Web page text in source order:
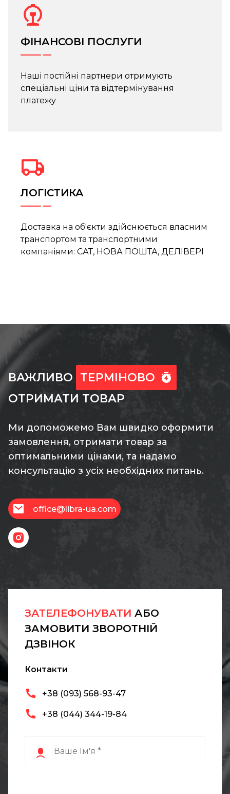
ФІНАНСОВІ ПОСЛУГИ
Наші постійні партнери отримують
спеціальні ціни та відтермінування
платежу
ЛОГІСТИКА
Доставка на об'єкти здійснюється власним
транспортом та транспортними
компаніями: САТ, НОВА ПОШТА, ДЕЛІВЕРІ
ВАЖЛИВО ТЕРМІНОВО
ОТРИМАТИ ТОВАР
Ми допоможемо Вам швидко оформити
замовлення, отримати товар за
оптимальними цінами, та надамо
консультацію з усіх необхідних питань.
office@libra-ua.com
ЗАТЕЛЕФОНУВАТИ АБО
ЗАМОВИТИ ЗВОРОТНІЙ
ДЗВІНОК
Контакти
+38 (093) 568-93-47
+38 (044) 344-19-84